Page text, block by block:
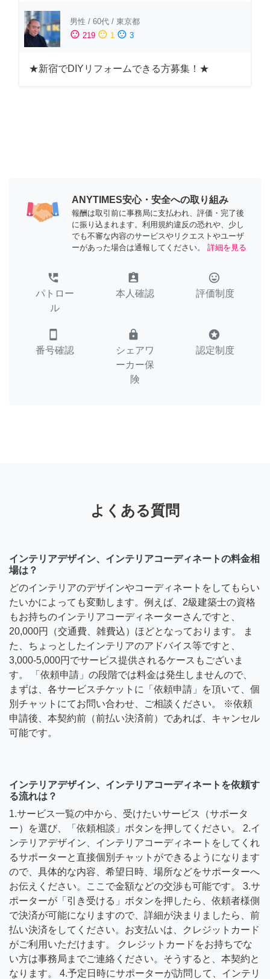
男性 / 60代 / 東京都
sentiment_satisfied 219 sentiment_neutral 1 sentiment_dissatisfied 3
★新宿でDIYリフォームできる方募集！★
ANYTIMES安心・安全への取り組み
報酬は取引前に事務局に支払われ、評価・完了後
に振り込まれます。利用規約違反の恐れや、少し
でも不審な内容のサービスやリクエストやユーザ
ーがあった場合は通報してください。
詳細を見る
perm_phone_msg
パトロー
ル
assignment_ind
本人確認
tag_faces
評価制度
smartphone
番号確認
lock
シェアワ
ーカー保
険
stars
認定制度
よくある質問
インテリアデザイン、インテリアコーディネートの料金相
場は？
どのインテリアのデザインやコーディネートをしてもらい
たいかによっても変動します。例えば、2級建築士の資格
もお持ちのインテリアコーディネーターさんですと、
20,000円（交通費、雑費込）ほどとなっております。 ま
た、ちょっとしたインテリアのアドバイス等ですと、
3,000-5,000円でサービス提供されるケースもございま
す。 「依頼申請」の段階では料金は発生しませんので、
まずは、各サービスチケットに「依頼申請」を頂いて、個
別チャットにてお問い合わせ、ご相談ください。 ※依頼
申請後、本契約前（前払い決済前）であれば、キャンセル
可能です。
インテリアデザイン、インテリアコーディネートを依頼す
る流れは？
1.サービス一覧の中から、受けたいサービス（サポータ
ー）を選び、「依頼相談」ボタンを押してください。 2.イ
ンテリアデザイン、インテリアコーディネートをしてくれ
るサポーターと直接個別チャットができるようになります
ので、具体的な内容、希望日時、場所などをサポーターへ
お伝えください。ここで金額などの交渉も可能です。 3.サ
ポーターが「引き受ける」ボタンを押したら、依頼者様側
で決済が可能になりますので、詳細が決まりましたら、前
払い決済をしてください。お支払いは、クレジットカード
がご利用いただけます。 クレジットカードをお持ちでな
い方は事務局までご連絡ください。そうすると、本契約と
なります。 4.予定日時にサポーターが訪問して、インテリ